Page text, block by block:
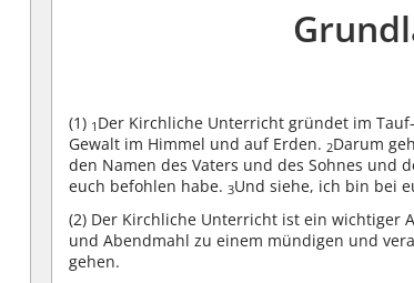
(1) 1 Der Kirchliche Unterricht gründet im
Gewalt im Himmel und auf Erden. 2Darum
den Namen des Vaters und des Sohnes und
euch befohlen habe.3Und siehe, ich bin bei
(2) Der Kirchliche Unterricht ist ein wichtiger
und Abendmahl zu einem mündigen und
gehen.